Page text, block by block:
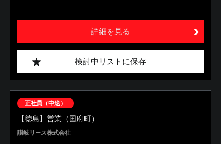
詳細を見る
検討中リストに保存
正社員（中途）
【徳島】営業（国府町）
讃岐リース株式会社